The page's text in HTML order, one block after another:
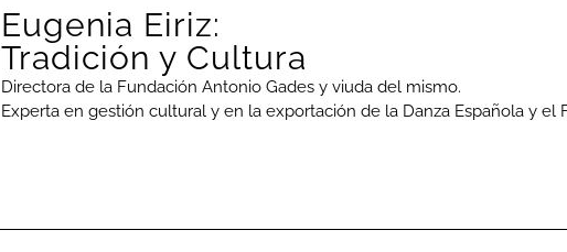
Eugenia Eiriz:
Tradición y Cultura
Directora de la Fundación Antonio Gades y viuda del mismo.
Experta en gestión cultural y en la exportación de la Danza Española y el